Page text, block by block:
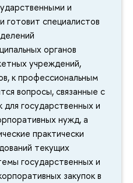
и
готовит специалистов
органов
учреждений,
к профессиональным
вопросы, связанные с
государственных и
нужд, а
практически
текущих
государственных и
закупок в